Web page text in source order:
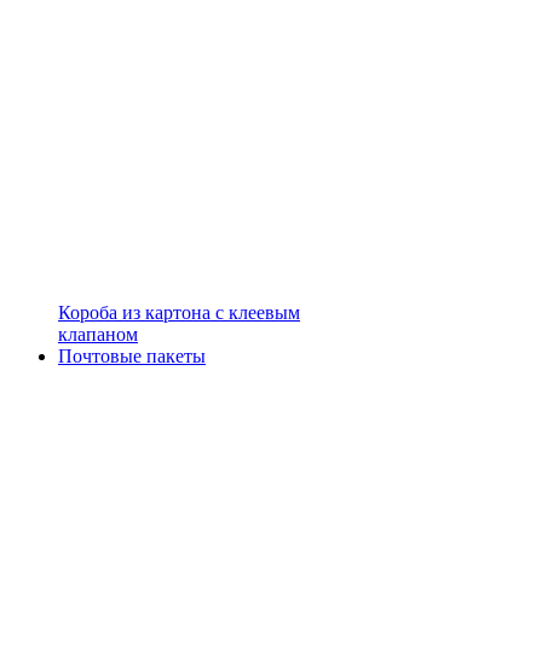
Короба из картона с клеевым
клапаном
Почтовые пакеты